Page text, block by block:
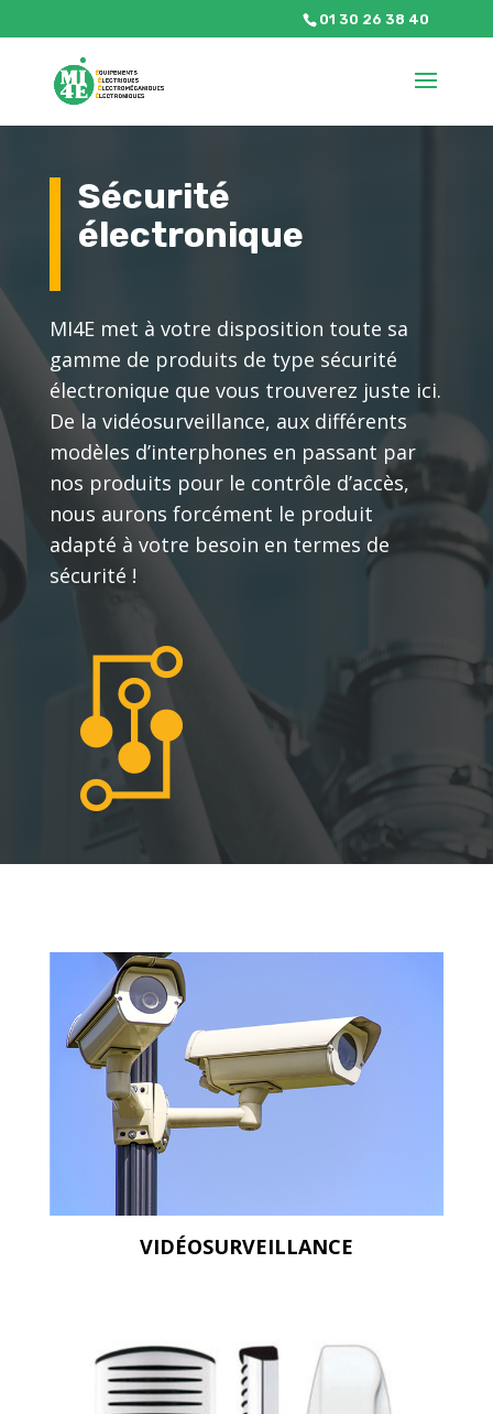
01 30 26 38 40
Sécurité
électronique
MI4E met à votre disposition toute sa
gamme de produits de type sécurité
électronique que vous trouverez juste ici.
De la vidéosurveillance, aux différents
modèles d’interphones en passant par
nos produits pour le contrôle d’accès,
nous aurons forcément le produit
adapté à votre besoin en termes de
sécurité !
VIDÉOSURVEILLANCE